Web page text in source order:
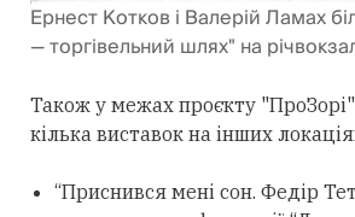
Ернест Котков і Валерій Ламах
— торгівельний шлях" на
Також у межах проєкту
кілька виставок на інших
“Приснився мені сон. Федір